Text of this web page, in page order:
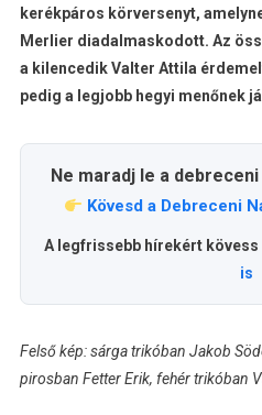
kerékpáros körversenyt,
Merlier diadalmaskodott. Az
a kilencedik Valter Attila
pedig a legjobb hegyi menőnek
Ne maradj le a
Kövesd a Debreceni
A legfrissebb hírekért kövess
is
Felső kép: sárga trikóban Jakob
pirosban Fetter Erik, fehér trikóban